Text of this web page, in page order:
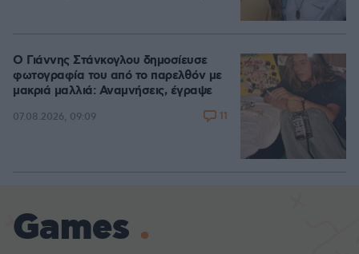
Ο Γιάννης Στάνκογλου δημοσίευσε
φωτογραφία του από το παρελθόν με
μακριά μαλλιά: Αναμνήσεις, έγραψε
07.08.2026, 09:09 11
Games